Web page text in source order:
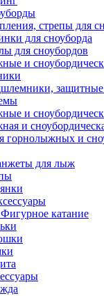
стрепы для
для сноуборда
для сноубордов
и
защитные
и
и
горнолыжных и
для лыж
катание